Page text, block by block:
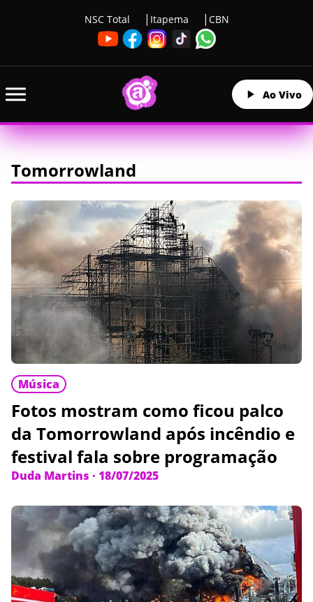
NSC Total Itapema CBN
Ao Vivo
Tomorrowland
Música
Fotos mostram como ficou palco
da Tomorrowland após incêndio e
festival fala sobre programação
Duda Martins · 18/07/2025